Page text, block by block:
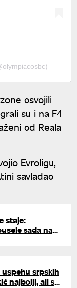
osvojili
su i na F4
od Reala
Evroligu,
savladao
staje:
sada na
uspehu srpskih
najbolji, ali svi